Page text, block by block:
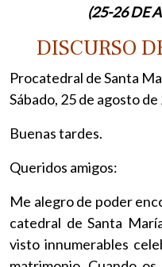
(25-26 DE
DISCURSO
Procatedral de Santa
Sábado, 25 de agosto
Buenas tardes.
Queridos amigos:
Me alegro de poder
catedral de Santa
visto innumerables